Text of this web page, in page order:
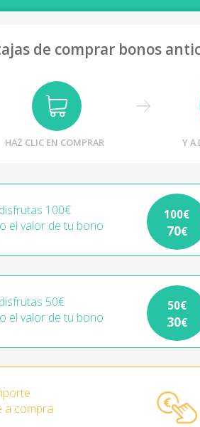
de comprar bonos
HAZ CLIC EN COMPRAR Y A
100€
el valor de tu bono
100€
70€
50€
el valor de tu bono
50€
30€
a compra